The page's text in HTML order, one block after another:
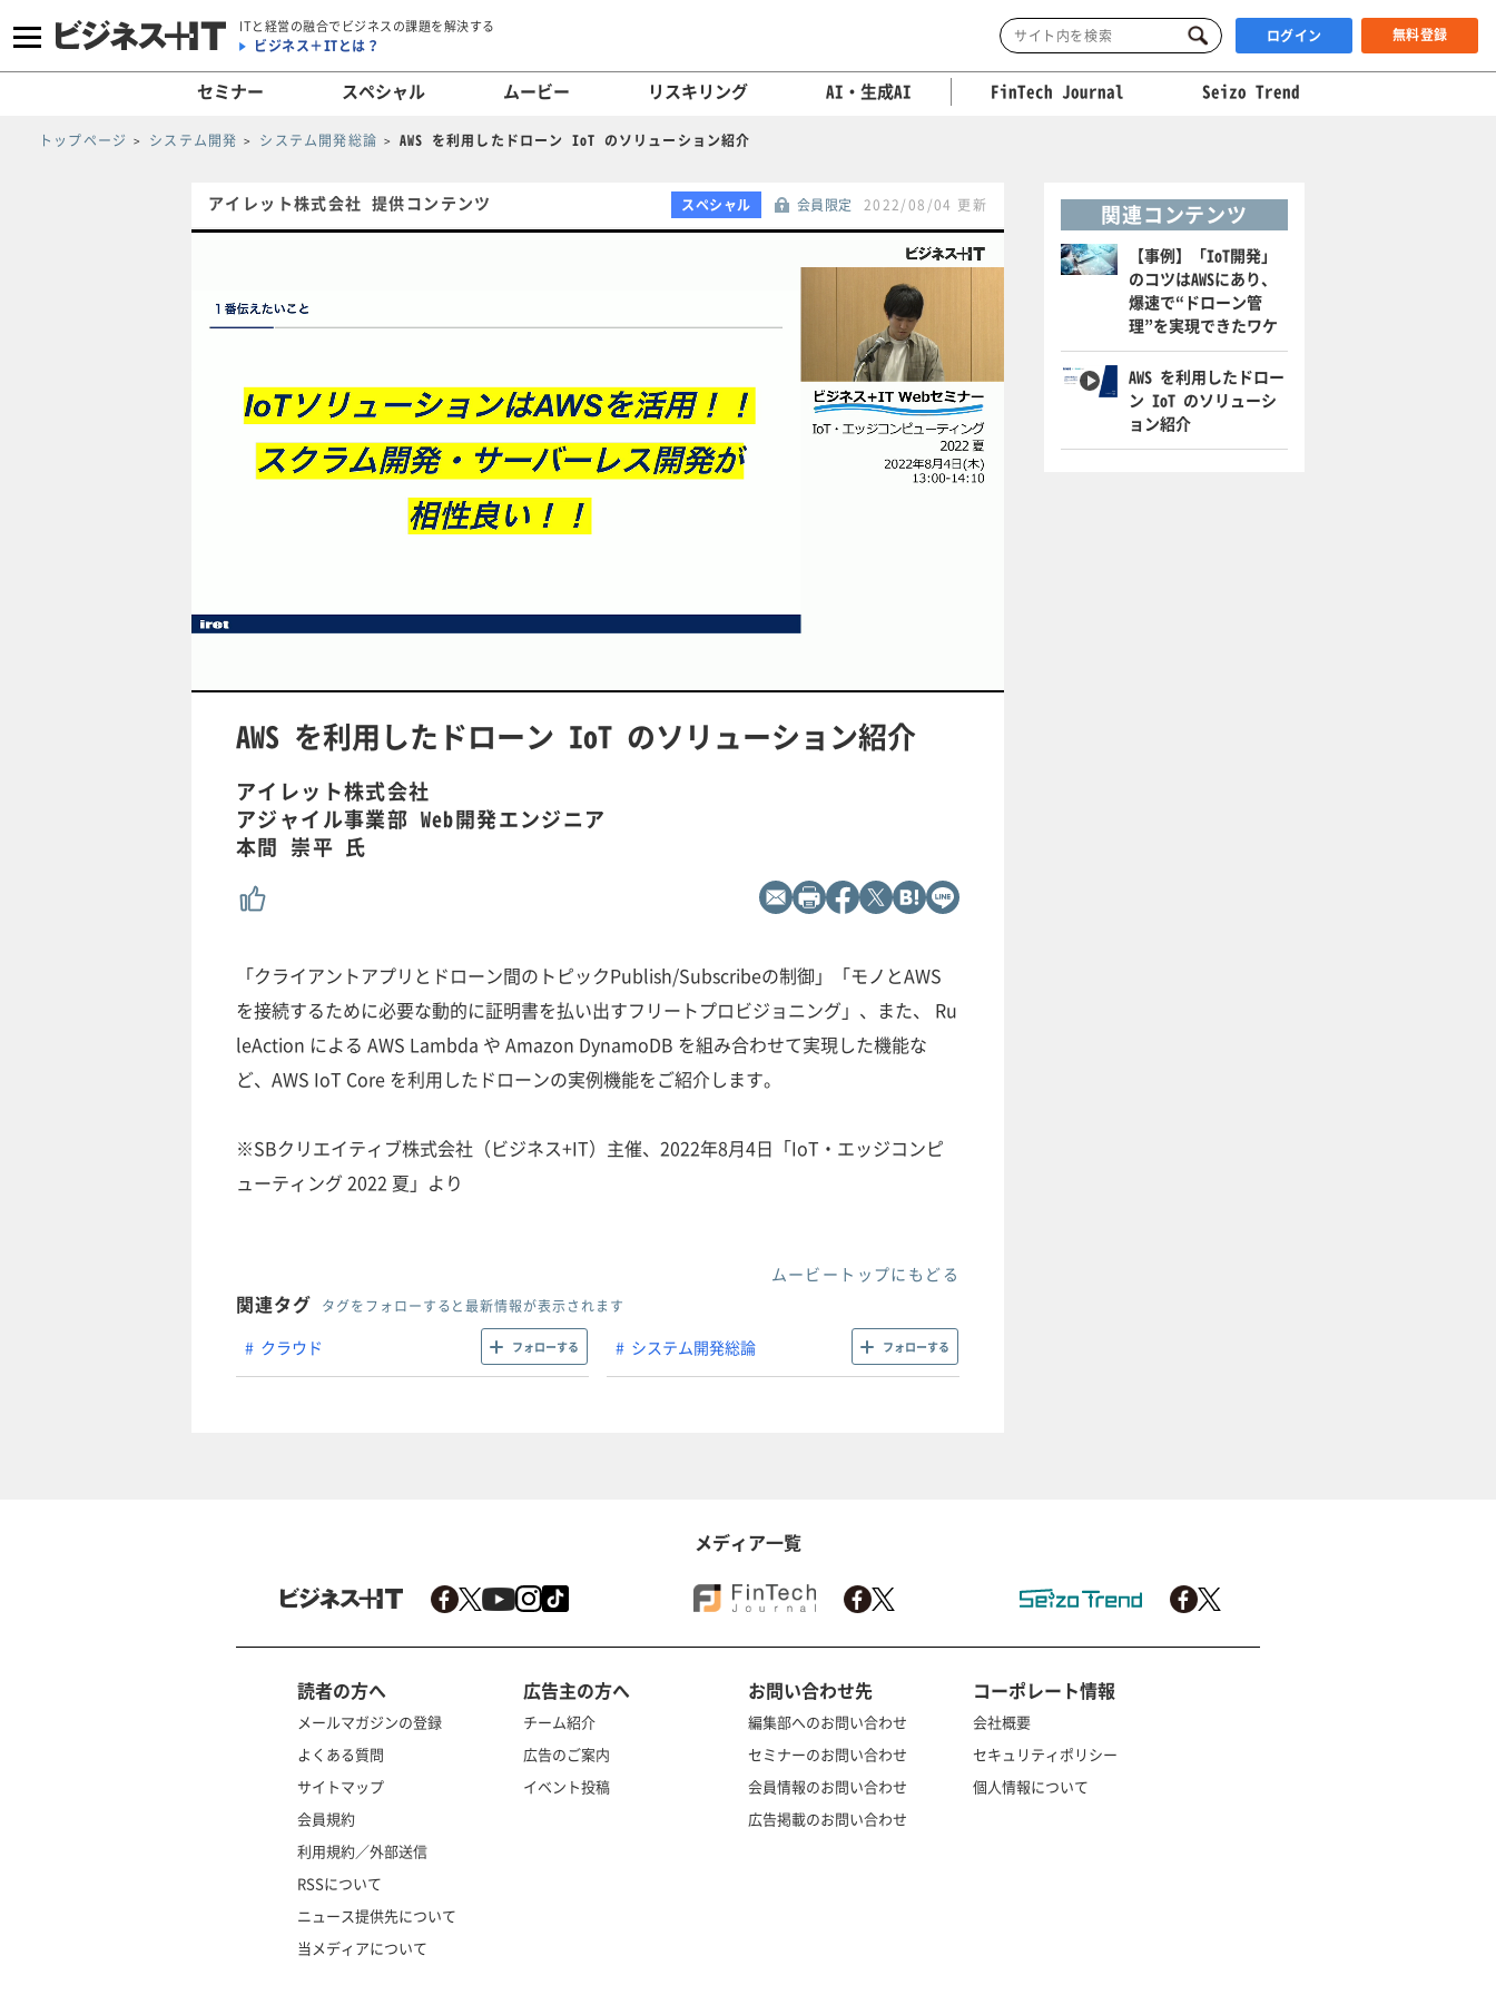
ITと経営の融合でビジネスの課題を解決する
ビジネス＋ITとは？ ログイン 無料登録
セミナー スペシャル ムービー リスキリング AI・生成AI FinTech Journal Seizo Trend
トップページ システム開発 システム開発総論 AWS を利用したドローン IoT のソリューション紹介
アイレット株式会社 提供コンテンツ スペシャル 会員限定 2022/08/04 更新
n
e
o
e
d
:
l
AWS を利用したドローン IoT のソリューション紹介
アイレット株式会社
アジャイル事業部 Web開発エンジニア
本間 崇平 氏
「クライアントアプリとドローン間のトピックPublish/Subscribeの制御」「モノとAWS
を接続するために必要な動的に証明書を払い出すフリートプロビジョニング」、また、 Ru
leAction による AWS Lambda や Amazon DynamoDB を組み合わせて実現した機能な
ど、AWS IoT Core を利用したドローンの実例機能をご紹介します。
※SBクリエイティブ株式会社（ビジネス+IT）主催、2022年8月4日「IoT・エッジコンピ
ューティング 2022 夏」より
ムービートップにもどる
関連タグ タグをフォローすると最新情報が表示されます
クラウド フォローする システム開発総論 フォローする
関連コンテンツ
【事例】「IoT開発」
のコツはAWSにあり、
爆速で“ドローン管
理”を実現できたワケ
AWS を利用したドロー
ン IoT のソリューシ
ョン紹介
メディア一覧
読者の方へ
メールマガジンの登録
よくある質問
サイトマップ
会員規約
利用規約／外部送信
RSSについて
ニュース提供先について
当メディアについて
広告主の方へ
チーム紹介
広告のご案内
イベント投稿
お問い合わせ先
編集部へのお問い合わせ
セミナーのお問い合わせ
会員情報のお問い合わせ
広告掲載のお問い合わせ
コーポレート情報
会社概要
セキュリティポリシー
個人情報について